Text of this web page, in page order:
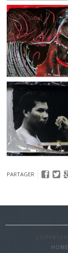
PARTAGER
HOME